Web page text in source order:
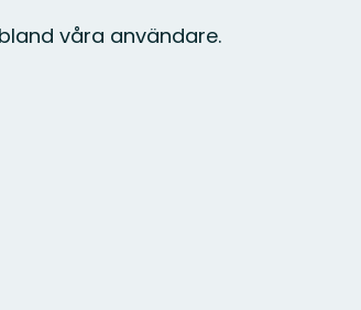
våra användare.